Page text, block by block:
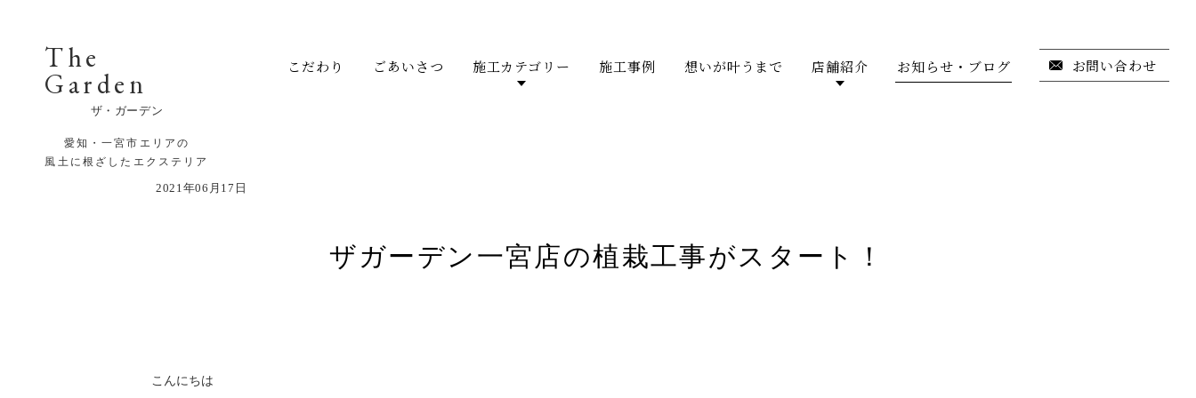
The
Garden
ザ・ガーデン
愛知・一宮市エリアの
風土に根ざしたエクステリア
こだわり ごあいさつ 施工カテゴリー 施工事例 想いが叶うまで 店舗紹介 お知らせ・ブログ お問い合わせ
2021年06月17日
ザガーデン一宮店の植栽工事がスタート！
こんにちは